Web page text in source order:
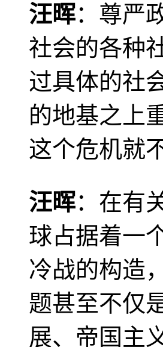
汪晖：尊严
社会的各种
过具体的社
的地基之上
这个危机就
汪晖：在有
球占据着一
冷战的构造
题甚至不仅
展、帝国主